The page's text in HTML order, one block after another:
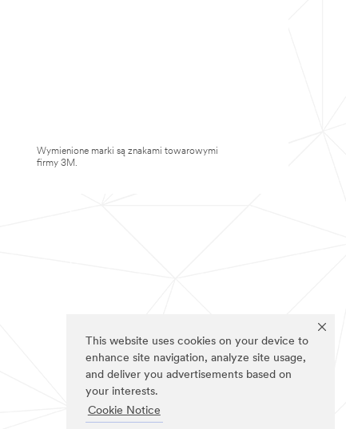
This website uses cookies on your device to
enhance site navigation, analyze site usage,
and deliver you advertisements based on
your interests.
Cookie Notice
Wymienione marki są znakami towarowymi
firmy 3M.